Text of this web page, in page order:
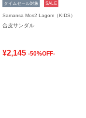
タイムセール対象 SALE
Samansa Mos2 Lagom（KIDS）
合皮サンダル
¥2,145 -50%OFF-